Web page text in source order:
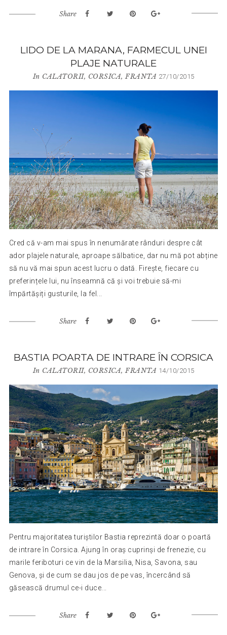
Share
LIDO DE LA MARANA, FARMECUL UNEI
PLAJE NATURALE
In CALATORII, CORSICA,FRANTA 27/10/2015
Cred că v-am mai spus în nenumărate rânduri despre cât
ador plajele naturale, aproape sălbatice, dar nu mă pot abține
să nu vă mai spun acest lucru o dată. Firește, fiecare cu
preferințele lui, nu înseamnă că și voi trebuie să-mi
împărtășiți gusturile, la fel...
Share
BASTIA POARTA DE INTRARE ÎN CORSICA
In CALATORII, CORSICA,FRANTA 14/10/2015
Pentru majoritatea turiștilor Bastia reprezintă doar o poartă
de intrare în Corsica. Ajung în oraș cuprinși de frenezie, cu
marile feriboturi ce vin de la Marsilia, Nisa, Savona, sau
Genova, și de cum se dau jos de pe vas, încercând să
găsească drumul ce-i duce...
Share